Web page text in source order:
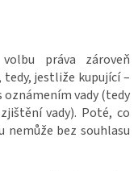
práva zároveň
tedy, jestliže kupující –
oznámením vady (tedy
vady). Poté, co
nemůže bez souhlasu